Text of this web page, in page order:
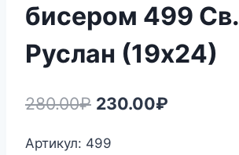
бисером 499 Св.
Руслан (19х24)
280.00₽ Первоначальная
230.00₽
Артикул: 499